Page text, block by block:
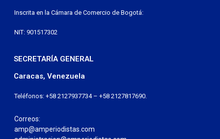
Inscrita en la Cámara de Comercio de Bogotá:
NIT: 901517302
SECRETARÍA GENERAL
Caracas, Venezuela
Teléfonos: +58 2127937734 – +58 2127817690.
Correos:
amp@amperiodistas.com